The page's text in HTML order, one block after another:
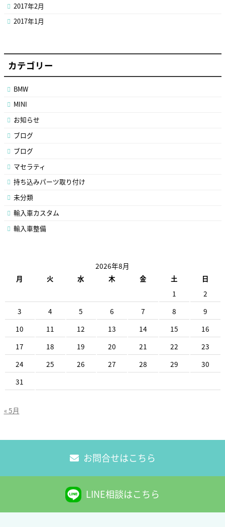
2017年2月
2017年1月
カテゴリー
BMW
MINI
お知らせ
ブログ
ブログ
マセラティ
持ち込みパーツ取り付け
未分類
輸入車カスタム
輸入車整備
2026年8月
月
火 水 木 金 土
日
1
2
3
4 5 6 7 8
9
10
11 12 13 14 15
16
17
18 19 20 21 22
23
24
25 26 27 28 29
30
31
« 5月
お問合せはこちら
LINE相談はこちら